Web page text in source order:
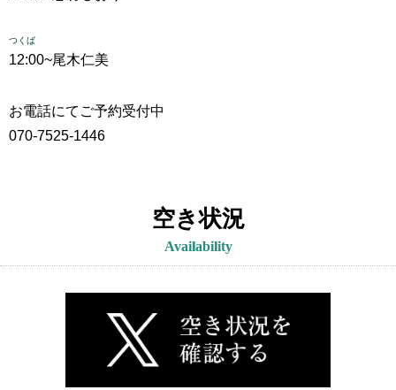
つくば
12:00~尾木仁美
お電話にてご予約受付中
070-7525-1446
空き状況
Availability